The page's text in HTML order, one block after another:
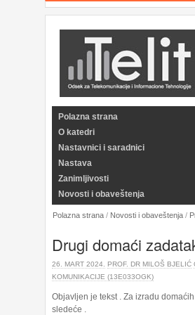
Polazna strana
O katedri
Nastavnici i saradnici
Nastava
Zanimljivosti
Novosti i obaveštenja
Polazna strana / Novosti i obaveštenja /
Drugi domaći
26. MART 2024. PROF. DR MILOŠ BJELIĆ
KOMUNIKACIJE (13E033OGK)
Objavljen je tekst . Za izradu
sledeće .